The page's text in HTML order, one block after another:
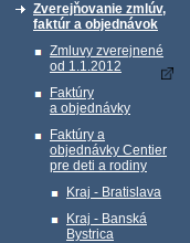
Zverejňovanie zmlúv,
faktúr a objednávok
Zmluvy zverejnené
od 1.1.2012
Faktúry
a objednávky
Faktúry a
objednávky Centier
pre deti a rodiny
Kraj - Bratislava
Kraj - Banská
Bystrica